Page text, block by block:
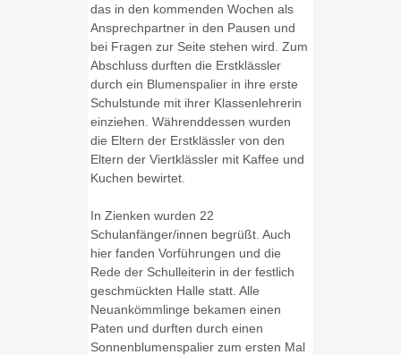
das in den kommenden Wochen als
Ansprechpartner in den Pausen und
bei Fragen zur Seite stehen wird. Zum
Abschluss durften die Erstklässler
durch ein Blumenspalier in ihre erste
Schulstunde mit ihrer Klassenlehrerin
einziehen. Währenddessen wurden
die Eltern der Erstklässler von den
Eltern der Viertklässler mit Kaffee und
Kuchen bewirtet.
In Zienken wurden 22
Schulanfänger/innen begrüßt. Auch
hier fanden Vorführungen und die
Rede der Schulleiterin in der festlich
geschmückten Halle statt. Alle
Neuankömmlinge bekamen einen
Paten und durften durch einen
Sonnenblumenspalier zum ersten Mal